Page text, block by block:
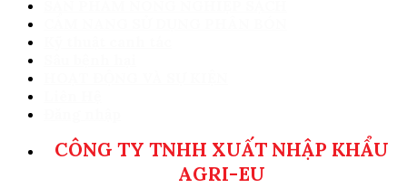
CÔNG TY TNHH XUẤT NHẬP KHẨU
AGRI-EU